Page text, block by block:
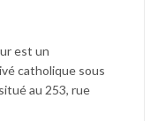
est un
catholique sous
au 253, rue